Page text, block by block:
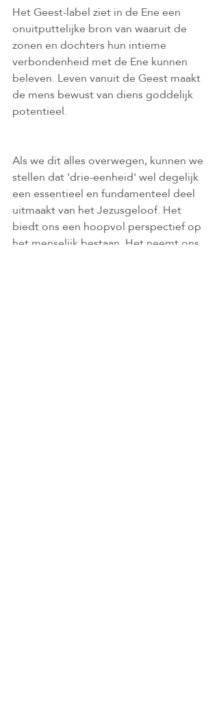
Het Geest-label ziet in de Ene een
onuitputtelijke bron van waaruit de
zonen en dochters hun intieme
verbondenheid met de Ene kunnen
beleven. Leven vanuit de Geest maakt
de mens bewust van diens goddelijk
potentieel.
Als we dit alles overwegen, kunnen we
stellen dat 'drie-eenheid' wel degelijk
een essentieel en fundamenteel deel
uitmaakt van het Jezusgeloof. Het
biedt ons een hoopvol perspectief op
het menselijk bestaan. Het neemt ons